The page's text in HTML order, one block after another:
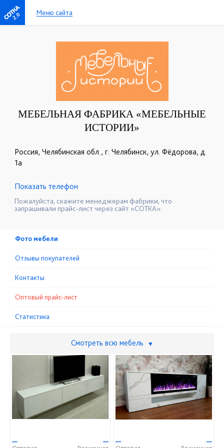
2.0 Меню сайта
МЕБЕЛЬНАЯ ФАБРИКА «МЕБЕЛЬНЫЕ
ИСТОРИИ»
Россия, Челябинская обл., г. Челябинск, ул. Фёдорова, д.
1а
☎+7 (351) 777-13-99
Показать телефон
Пожалуйста, скажите менеджерам фабрики, что
запрашивали прайс-лист через сайт «СОТКА».
Фото мебели
Отзывы покупателей
Контакты
Оптовый прайс-лист
Статистика
Смотреть всю мебель ▼
— — — —